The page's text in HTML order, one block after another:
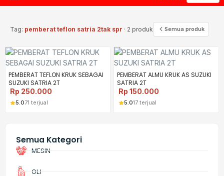
Semua Kategori
MESIN
OLI
Tag: pemberat teflon satria 2tak spr · 2 produk Semua produk
PEMBERAT TEFLON KRUK SEBAGAI
SUZUKI SATRIA 2T
Rp 250.000
5.071 terjual
PEMBERAT ALMU KRUK AS SUZUKI
SATRIA 2T
Rp 150.000
5.017 terjual